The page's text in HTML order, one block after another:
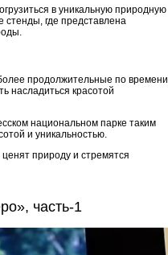
в уникальную природную
где представлена
продолжительные по времени
насладиться красотой
национальном парке таким
и уникальностью.
природу и стремятся
часть-1